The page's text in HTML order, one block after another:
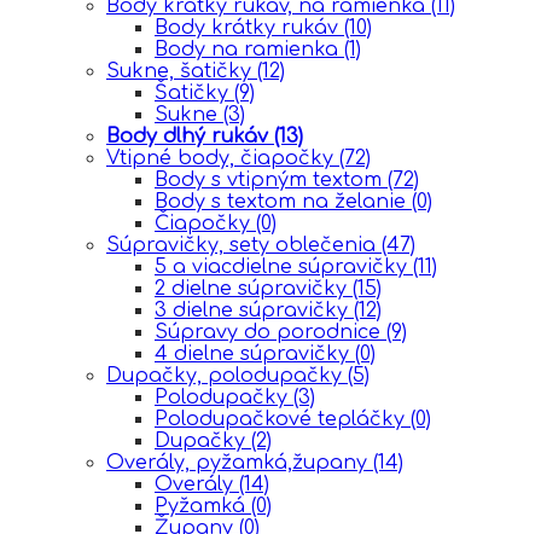
Body krátky rukáv, na ramienka (11)
Body krátky rukáv (10)
Body na ramienka (1)
Sukne, šatičky (12)
Šatičky (9)
Sukne (3)
Body dlhý rukáv (13)
Vtipné body, čiapočky (72)
Body s vtipným textom (72)
Body s textom na želanie (0)
Čiapočky (0)
Súpravičky, sety oblečenia (47)
5 a viacdielne súpravičky (11)
2 dielne súpravičky (15)
3 dielne súpravičky (12)
Súpravy do porodnice (9)
4 dielne súpravičky (0)
Dupačky, polodupačky (5)
Polodupačky (3)
Polodupačkové tepláčky (0)
Dupačky (2)
Overály, pyžamká,župany (14)
Overály (14)
Pyžamká (0)
Župany (0)